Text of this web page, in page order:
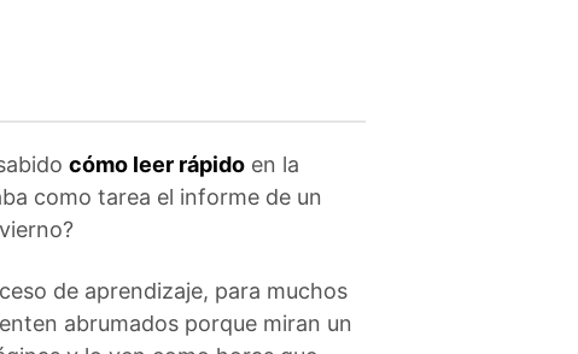
cómo leer rápido en la
como tarea el informe de un
de aprendizaje, para muchos
abrumados porque miran un